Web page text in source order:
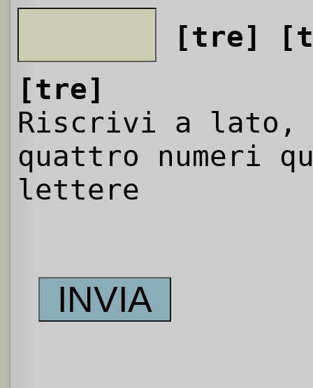
[tre]
[tre]
Riscrivi a
quattro numeri
lettere